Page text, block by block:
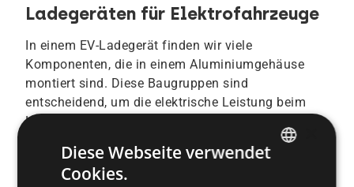
Ladegeräten für Elektrofahrzeuge
In einem EV-Ladegerät finden wir viele
Komponenten, die in einem Aluminiumgehäuse
montiert sind. Diese Baugruppen sind
entscheidend, um die elektrische Leistung beim
Laden von Elektrofahrzeugen sicherzustellen.
Montagelösung der Schlüssel zur Kostensenkung
und Wettbewerbsfähigkeit.
Diese Webseite verwendet
Cookies.